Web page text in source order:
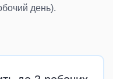
день).